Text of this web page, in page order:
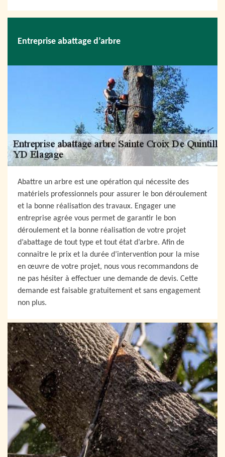
Entreprise abattage d’arbre
Abattre un arbre est une opération qui nécessite des
matériels professionnels pour assurer le bon déroulement
et la bonne réalisation des travaux. Engager une
entreprise agrée vous permet de garantir le bon
déroulement et la bonne réalisation de votre projet
d’abattage de tout type et tout état d’arbre. Afin de
connaitre le prix et la durée d’intervention pour la mise
en œuvre de votre projet, nous vous recommandons de
ne pas hésiter à effectuer une demande de devis. Cette
demande est faisable gratuitement et sans engagement
non plus.